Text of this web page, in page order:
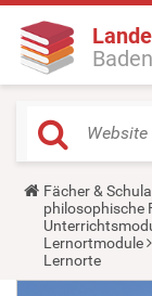
Y
o
u
a
r
e
Fächer &
philosophische
Lernortmodule
Lernorte